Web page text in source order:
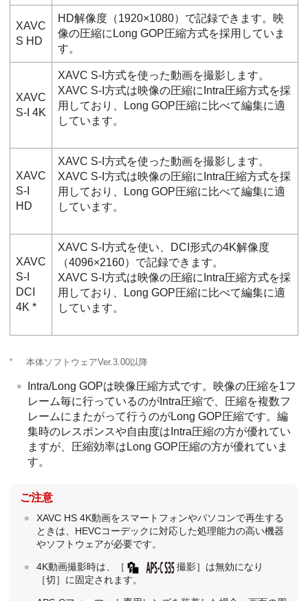
XAVC
S HD
HD解像度（1920×1080）で記録できます。映
像の圧縮にLong GOP圧縮方式を採用していま
す。
XAVC
S-I 4K
XAVC S-I方式を使った動画を撮影します。
XAVC S-I方式は映像の圧縮にIntra圧縮方式を採
用しており、Long GOP圧縮に比べて編集に適
しています。
XAVC
S-I
HD
XAVC S-I方式を使った動画を撮影します。
XAVC S-I方式は映像の圧縮にIntra圧縮方式を採
用しており、Long GOP圧縮に比べて編集に適
しています。
XAVC
S-I
DCI
4K *
XAVC S-I方式を使い、DCI形式の4K解像度
（4096×2160）で記録できます。
XAVC S-I方式は映像の圧縮にIntra圧縮方式を採
用しており、Long GOP圧縮に比べて編集に適
しています。
* 本体ソフトウェアVer.3.00以降
Intra/Long GOPは映像圧縮方式です。映像の圧縮を1フ
レーム毎に行っているのがIntra圧縮で、圧縮を複数フ
レームにまたがって行うのがLong GOP圧縮です。編
集時のレスポンスや自由度はIntra圧縮の方が優れてい
ますが、圧縮効率はLong GOP圧縮の方が優れていま
す。
ご注意
XAVC HS 4K動画をスマートフォンやパソコンで再生する
ときは、HEVCコーデックに対応した処理能力の高い機器
やソフトウェアが必要です。
4K動画撮影時は、 ［ 撮影］ は無効になり
［切］ に固定されます。